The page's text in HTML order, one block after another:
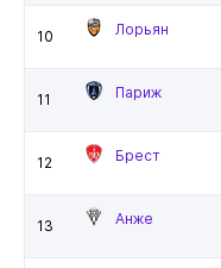
10 Лорьян
11 Париж
12 Брест
13 Анже